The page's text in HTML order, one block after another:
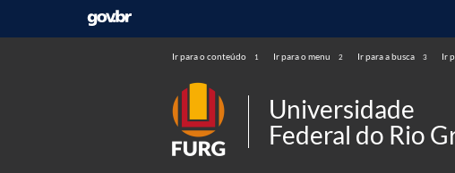
Ir para o conteúdo 1 Ir para o menu 2 Ir para a busca 3 Ir
Universidade
Federal do Rio